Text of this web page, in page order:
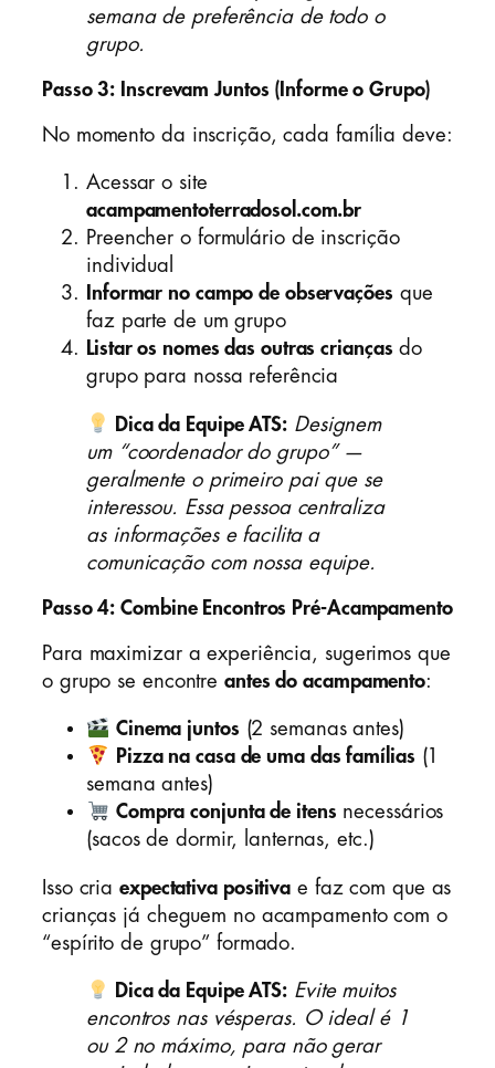
semana de preferência de todo o
grupo.
Passo 3: Inscrevam Juntos (Informe o Grupo)
No momento da inscrição, cada família deve:
Acessar o site
acampamentoterradosol.com.br
Preencher o formulário de inscrição
individual
Informar no campo de observações que
faz parte de um grupo
Listar os nomes das outras crianças do
grupo para nossa referência
Dica da Equipe ATS: Designem
um “coordenador do grupo” —
geralmente o primeiro pai que se
interessou. Essa pessoa centraliza
as informações e facilita a
comunicação com nossa equipe.
Passo 4: Combine Encontros Pré-Acampamento
Para maximizar a experiência, sugerimos que
o grupo se encontre antes do acampamento:
Cinema juntos (2 semanas antes)
Pizza na casa de uma das famílias (1
semana antes)
Compra conjunta de itens necessários
(sacos de dormir, lanternas, etc.)
Isso cria expectativa positiva e faz com que as
crianças já cheguem no acampamento com o
“espírito de grupo” formado.
Dica da Equipe ATS: Evite muitos
encontros nas vésperas. O ideal é 1
ou 2 no máximo, para não gerar